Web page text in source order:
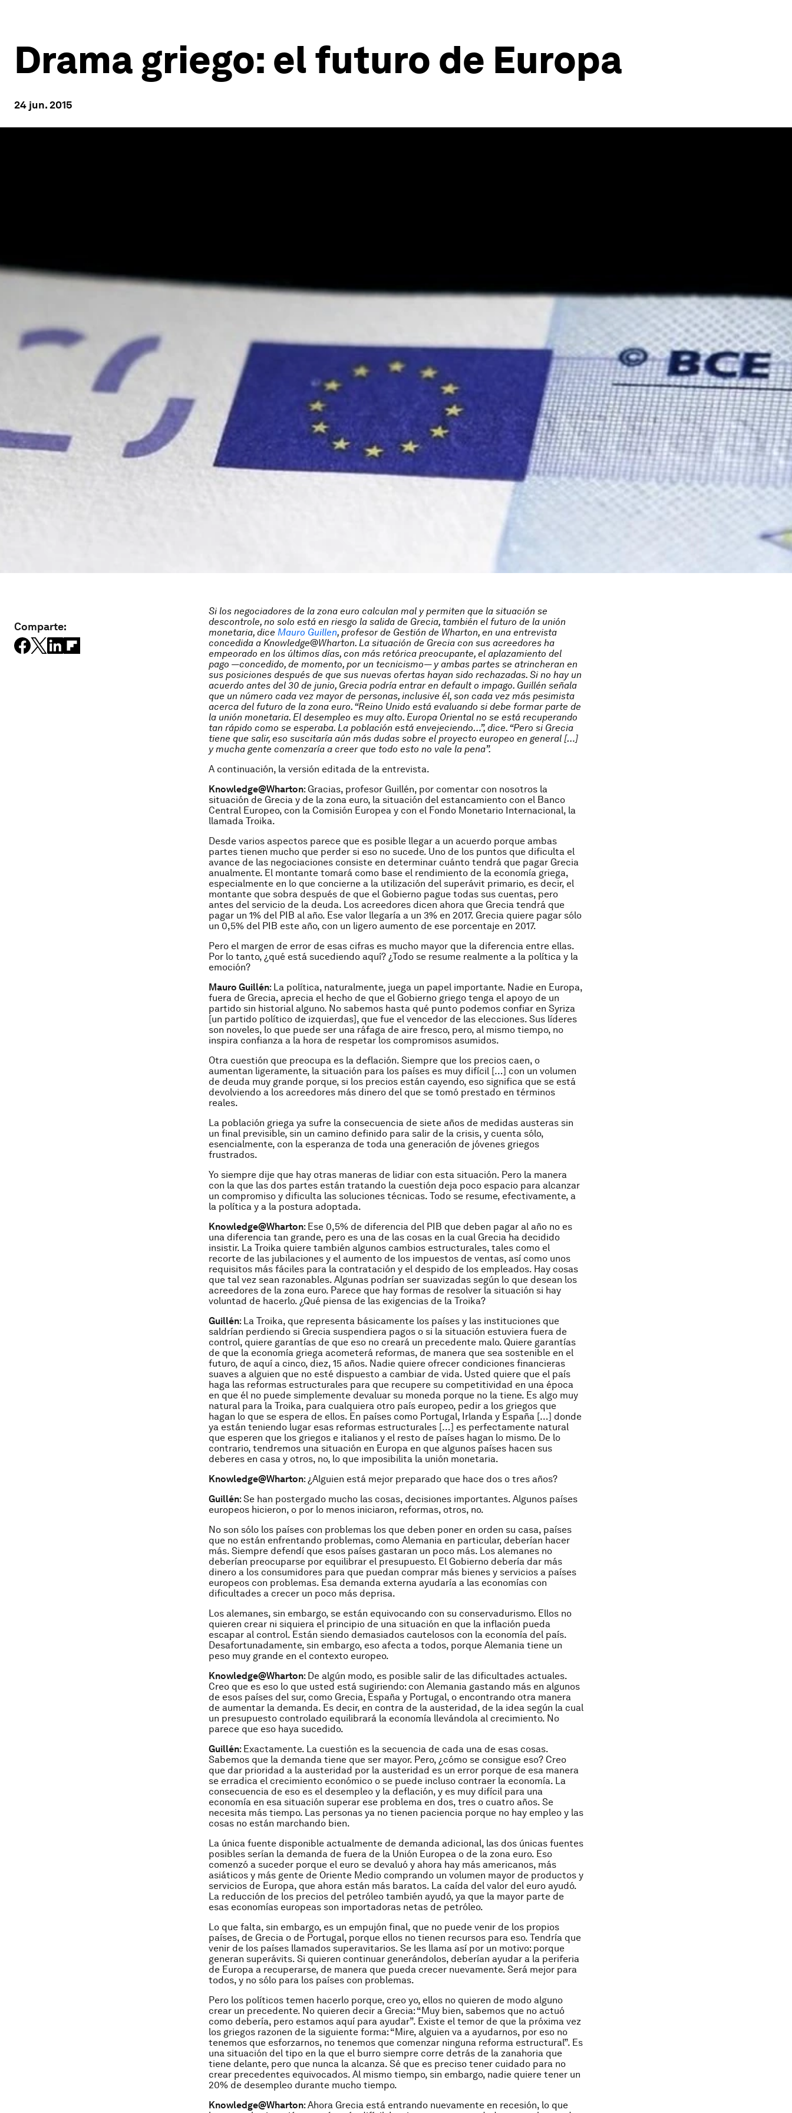
Drama griego: el futuro de Europa
24 jun. 2015
Comparte:
Si los negociadores de la zona euro calculan mal y permiten que la situación se
descontrole, no solo está en riesgo la salida de Grecia, también el futuro de la unión
monetaria, dice Mauro Guillen, profesor de Gestión de Wharton, en una entrevista
concedida a Knowledge@Wharton. La situación de Grecia con sus acreedores ha
empeorado en los últimos días, con más retórica preocupante, el aplazamiento del
pago —concedido, de momento, por un tecnicismo— y ambas partes se atrincheran en
sus posiciones después de que sus nuevas ofertas hayan sido rechazadas. Si no hay un
acuerdo antes del 30 de junio, Grecia podría entrar en default o impago. Guillén señala
que un número cada vez mayor de personas, inclusive él, son cada vez más pesimista
acerca del futuro de la zona euro. “Reino Unido está evaluando si debe formar parte de
la unión monetaria. El desempleo es muy alto. Europa Oriental no se está recuperando
tan rápido como se esperaba. La población está envejeciendo…”, dice. “Pero si Grecia
tiene que salir, eso suscitaría aún más dudas sobre el proyecto europeo en general […]
y mucha gente comenzaría a creer que todo esto no vale la pena”.
A continuación, la versión editada de la entrevista.
Knowledge@Wharton: Gracias, profesor Guillén, por comentar con nosotros la
situación de Grecia y de la zona euro, la situación del estancamiento con el Banco
Central Europeo, con la Comisión Europea y con el Fondo Monetario Internacional, la
llamada Troika.
Desde varios aspectos parece que es posible llegar a un acuerdo porque ambas
partes tienen mucho que perder si eso no sucede. Uno de los puntos que dificulta el
avance de las negociaciones consiste en determinar cuánto tendrá que pagar Grecia
anualmente. El montante tomará como base el rendimiento de la economía griega,
especialmente en lo que concierne a la utilización del superávit primario, es decir, el
montante que sobra después de que el Gobierno pague todas sus cuentas, pero
antes del servicio de la deuda. Los acreedores dicen ahora que Grecia tendrá que
pagar un 1% del PIB al año. Ese valor llegaría a un 3% en 2017. Grecia quiere pagar sólo
un 0,5% del PIB este año, con un ligero aumento de ese porcentaje en 2017.
Pero el margen de error de esas cifras es mucho mayor que la diferencia entre ellas.
Por lo tanto, ¿qué está sucediendo aquí? ¿Todo se resume realmente a la política y la
emoción?
Mauro Guillén: La política, naturalmente, juega un papel importante. Nadie en Europa,
fuera de Grecia, aprecia el hecho de que el Gobierno griego tenga el apoyo de un
partido sin historial alguno. No sabemos hasta qué punto podemos confiar en Syriza
[un partido político de izquierdas], que fue el vencedor de las elecciones. Sus líderes
son noveles, lo que puede ser una ráfaga de aire fresco, pero, al mismo tiempo, no
inspira confianza a la hora de respetar los compromisos asumidos.
Otra cuestión que preocupa es la deflación. Siempre que los precios caen, o
aumentan ligeramente, la situación para los países es muy difícil […] con un volumen
de deuda muy grande porque, si los precios están cayendo, eso significa que se está
devolviendo a los acreedores más dinero del que se tomó prestado en términos
reales.
La población griega ya sufre la consecuencia de siete años de medidas austeras sin
un final previsible, sin un camino definido para salir de la crisis, y cuenta sólo,
esencialmente, con la esperanza de toda una generación de jóvenes griegos
frustrados.
Yo siempre dije que hay otras maneras de lidiar con esta situación. Pero la manera
con la que las dos partes están tratando la cuestión deja poco espacio para alcanzar
un compromiso y dificulta las soluciones técnicas. Todo se resume, efectivamente, a
la política y a la postura adoptada.
Knowledge@Wharton: Ese 0,5% de diferencia del PIB que deben pagar al año no es
una diferencia tan grande, pero es una de las cosas en la cual Grecia ha decidido
insistir. La Troika quiere también algunos cambios estructurales, tales como el
recorte de las jubilaciones y el aumento de los impuestos de ventas, así como unos
requisitos más fáciles para la contratación y el despido de los empleados. Hay cosas
que tal vez sean razonables. Algunas podrían ser suavizadas según lo que desean los
acreedores de la zona euro. Parece que hay formas de resolver la situación si hay
voluntad de hacerlo. ¿Qué piensa de las exigencias de la Troika?
Guillén: La Troika, que representa básicamente los países y las instituciones que
saldrían perdiendo si Grecia suspendiera pagos o si la situación estuviera fuera de
control, quiere garantías de que eso no creará un precedente malo. Quiere garantías
de que la economía griega acometerá reformas, de manera que sea sostenible en el
futuro, de aquí a cinco, diez, 15 años. Nadie quiere ofrecer condiciones financieras
suaves a alguien que no esté dispuesto a cambiar de vida. Usted quiere que el país
haga las reformas estructurales para que recupere su competitividad en una época
en que él no puede simplemente devaluar su moneda porque no la tiene. Es algo muy
natural para la Troika, para cualquiera otro país europeo, pedir a los griegos que
hagan lo que se espera de ellos. En países como Portugal, Irlanda y España […] donde
ya están teniendo lugar esas reformas estructurales […] es perfectamente natural
que esperen que los griegos e italianos y el resto de países hagan lo mismo. De lo
contrario, tendremos una situación en Europa en que algunos países hacen sus
deberes en casa y otros, no, lo que imposibilita la unión monetaria.
Knowledge@Wharton: ¿Alguien está mejor preparado que hace dos o tres años?
Guillén: Se han postergado mucho las cosas, decisiones importantes. Algunos países
europeos hicieron, o por lo menos iniciaron, reformas, otros, no.
No son sólo los países con problemas los que deben poner en orden su casa, países
que no están enfrentando problemas, como Alemania en particular, deberían hacer
más. Siempre defendí que esos países gastaran un poco más. Los alemanes no
deberían preocuparse por equilibrar el presupuesto. El Gobierno debería dar más
dinero a los consumidores para que puedan comprar más bienes y servicios a países
europeos con problemas. Esa demanda externa ayudaría a las economías con
dificultades a crecer un poco más deprisa.
Los alemanes, sin embargo, se están equivocando con su conservadurismo. Ellos no
quieren crear ni siquiera el principio de una situación en que la inflación pueda
escapar al control. Están siendo demasiados cautelosos con la economía del país.
Desafortunadamente, sin embargo, eso afecta a todos, porque Alemania tiene un
peso muy grande en el contexto europeo.
Knowledge@Wharton: De algún modo, es posible salir de las dificultades actuales.
Creo que es eso lo que usted está sugiriendo: con Alemania gastando más en algunos
de esos países del sur, como Grecia, España y Portugal, o encontrando otra manera
de aumentar la demanda. Es decir, en contra de la austeridad, de la idea según la cual
un presupuesto controlado equilibrará la economía llevándola al crecimiento. No
parece que eso haya sucedido.
Guillén: Exactamente. La cuestión es la secuencia de cada una de esas cosas.
Sabemos que la demanda tiene que ser mayor. Pero, ¿cómo se consigue eso? Creo
que dar prioridad a la austeridad por la austeridad es un error porque de esa manera
se erradica el crecimiento económico o se puede incluso contraer la economía. La
consecuencia de eso es el desempleo y la deflación, y es muy difícil para una
economía en esa situación superar ese problema en dos, tres o cuatro años. Se
necesita más tiempo. Las personas ya no tienen paciencia porque no hay empleo y las
cosas no están marchando bien.
La única fuente disponible actualmente de demanda adicional, las dos únicas fuentes
posibles serían la demanda de fuera de la Unión Europea o de la zona euro. Eso
comenzó a suceder porque el euro se devaluó y ahora hay más americanos, más
asiáticos y más gente de Oriente Medio comprando un volumen mayor de productos y
servicios de Europa, que ahora están más baratos. La caída del valor del euro ayudó.
La reducción de los precios del petróleo también ayudó, ya que la mayor parte de
esas economías europeas son importadoras netas de petróleo.
Lo que falta, sin embargo, es un empujón final, que no puede venir de los propios
países, de Grecia o de Portugal, porque ellos no tienen recursos para eso. Tendría que
venir de los países llamados superavitarios. Se les llama así por un motivo: porque
generan superávits. Si quieren continuar generándolos, deberían ayudar a la periferia
de Europa a recuperarse, de manera que pueda crecer nuevamente. Será mejor para
todos, y no sólo para los países con problemas.
Pero los políticos temen hacerlo porque, creo yo, ellos no quieren de modo alguno
crear un precedente. No quieren decir a Grecia: “Muy bien, sabemos que no actuó
como debería, pero estamos aquí para ayudar”. Existe el temor de que la próxima vez
los griegos razonen de la siguiente forma: “Mire, alguien va a ayudarnos, por eso no
tenemos que esforzarnos, no tenemos que comenzar ninguna reforma estructural”. Es
una situación del tipo en la que el burro siempre corre detrás de la zanahoria que
tiene delante, pero que nunca la alcanza. Sé que es preciso tener cuidado para no
crear precedentes equivocados. Al mismo tiempo, sin embargo, nadie quiere tener un
20% de desempleo durante mucho tiempo.
Knowledge@Wharton: Ahora Grecia está entrando nuevamente en recesión, lo que